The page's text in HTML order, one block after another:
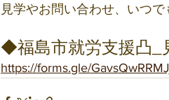
見学やお問い合わせ、いつで
◆福島市就労支援凸_
https://forms.gle/